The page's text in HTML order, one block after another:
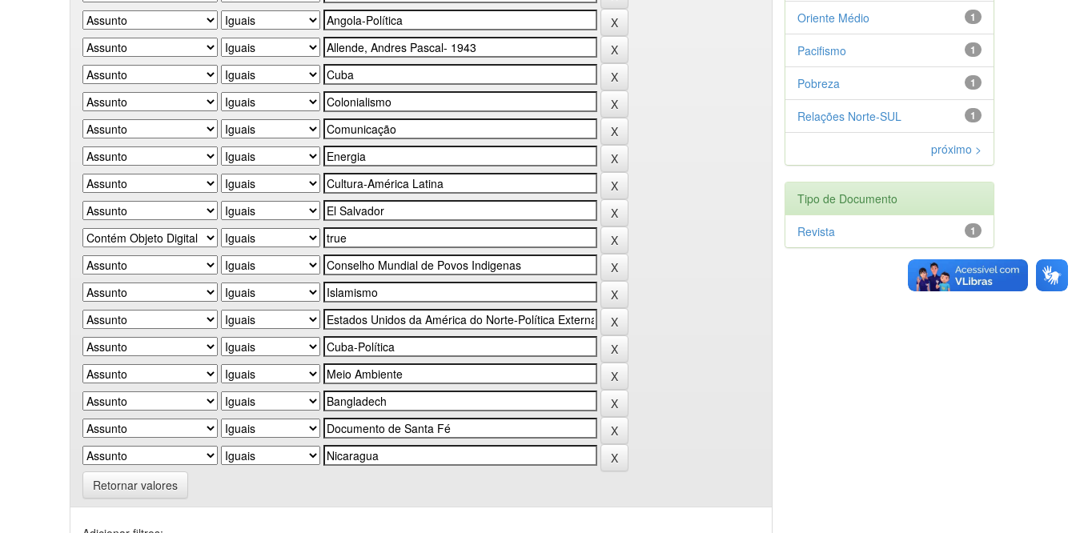
Retornar valores
1
Oriente Médio
1
Pacifismo
1
Pobreza
1
Relações Norte-SUL
próximo >
Tipo de Documento
1
Revista